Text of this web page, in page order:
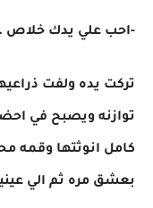
-احب علي يدك خلاص
تركت يده ولفت
توازنه ويصبح في
كامل انوثتها وقمه
بعشق مره ثم الي